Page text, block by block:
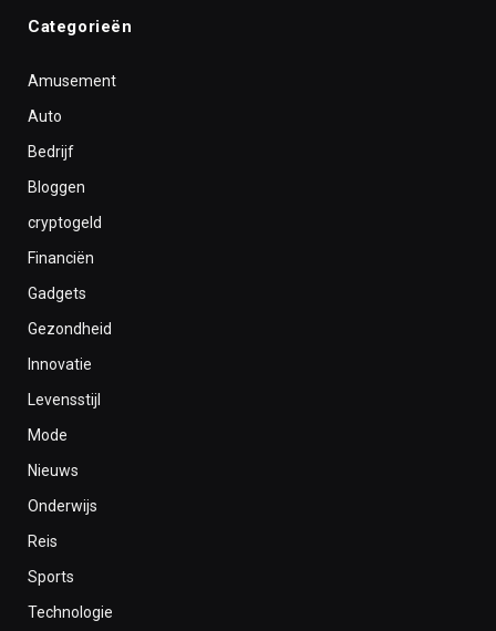
Categorieën
Amusement
Auto
Bedrijf
Bloggen
cryptogeld
Financiën
Gadgets
Gezondheid
Innovatie
Levensstijl
Mode
Nieuws
Onderwijs
Reis
Sports
Technologie